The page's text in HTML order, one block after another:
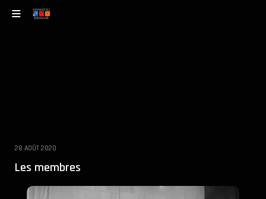
28 AOÛT 2020
Les membres